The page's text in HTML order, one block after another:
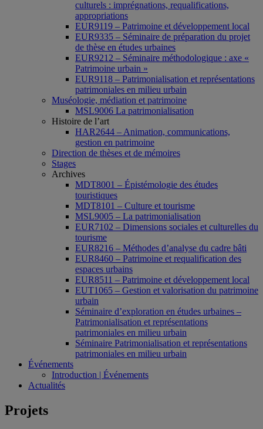
culturels : imprégnations, requalifications,
appropriations
EUR9119 – Patrimoine et développement local
EUR9335 – Séminaire de préparation du projet
de thèse en études urbaines
EUR9212 – Séminaire méthodologique : axe «
Patrimoine urbain »
EUR9118 – Patrimonialisation et représentations
patrimoniales en milieu urbain
Muséologie, médiation et patrimoine
MSL9006 La patrimonialisation
Histoire de l’art
HAR2644 – Animation, communications,
gestion en patrimoine
Direction de thèses et de mémoires
Stages
Archives
MDT8001 – Épistémologie des études
touristiques
MDT8101 – Culture et tourisme
MSL9005 – La patrimonialisation
EUR7102 – Dimensions sociales et culturelles du
tourisme
EUR8216 – Méthodes d’analyse du cadre bâti
EUR8460 – Patrimoine et requalification des
espaces urbains
EUR8511 – Patrimoine et développement local
EUT1065 – Gestion et valorisation du patrimoine
urbain
Séminaire d’exploration en études urbaines –
Patrimonialisation et représentations
patrimoniales en milieu urbain
Séminaire Patrimonialisation et représentations
patrimoniales en milieu urbain
Événements
Introduction | Événements
Actualités
Projets